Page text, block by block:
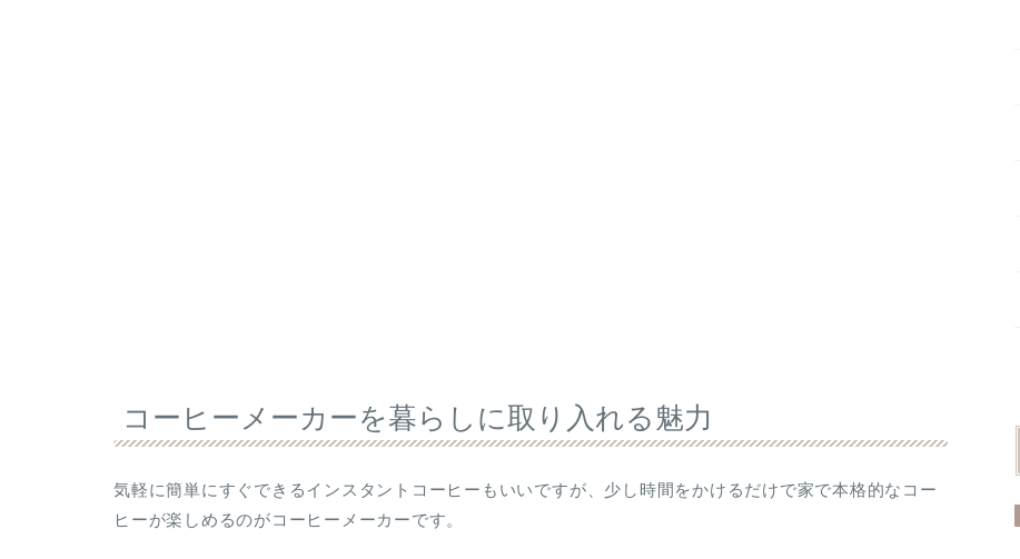
コーヒーメーカーを暮らしに取り入れる魅力
気軽に簡単にすぐできるインスタントコーヒーもいいですが、少し時間をかけるだけで家で本格的なコー
ヒーが楽しめるのがコーヒーメーカーです。